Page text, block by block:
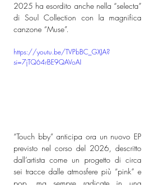
2025 ha esordito anche nella “selecta”
di Soul Collection con la magnifica
canzone “Muse”.
https://youtu.be/TVPbBC_GXJA?
si=7jTQ64rBE9QAVoAI
“Touch bby” anticipa ora un nuovo EP
previsto nel corso del 2026, descritto
dall’artista come un progetto di circa
sei tracce dalle atmosfere più “pink” e
pop, ma sempre radicate in una